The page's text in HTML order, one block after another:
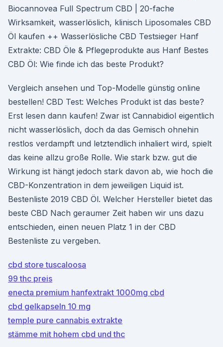
Biocannovea Full Spectrum CBD | 20-fache
Wirksamkeit, wasserlöslich, klinisch Liposomales CBD
Öl kaufen ++ Wasserlösliche CBD Testsieger Hanf
Extrakte: CBD Öle & Pflegeprodukte aus Hanf Bestes
CBD Öl: Wie finde ich das beste Produkt?
Vergleich ansehen und Top-Modelle günstig online
bestellen! CBD Test: Welches Produkt ist das beste?
Erst lesen dann kaufen! Zwar ist Cannabidiol eigentlich
nicht wasserlöslich, doch da das Gemisch ohnehin
restlos verdampft und letztendlich inhaliert wird, spielt
das keine allzu große Rolle. Wie stark bzw. gut die
Wirkung ist hängt jedoch stark davon ab, wie hoch die
CBD-Konzentration in dem jeweiligen Liquid ist.
Bestenliste 2019 CBD Öl. Welcher Hersteller bietet das
beste CBD Nach geraumer Zeit haben wir uns dazu
entschieden, einen neuen Platz 1 in der CBD
Bestenliste zu vergeben.
cbd store tuscaloosa
99 thc preis
enecta premium hanfextrakt 1000mg cbd
cbd gelkapseln 10 mg
temple pure cannabis extrakte
stämme mit hohem cbd und thc